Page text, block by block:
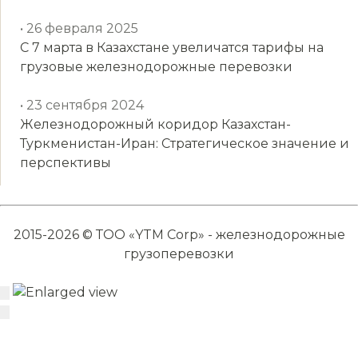
• 26 февраля 2025
С 7 марта в Казахстане увеличатся тарифы на
грузовые железнодорожные перевозки
• 23 сентября 2024
Железнодорожный коридор Казахстан-
Туркменистан-Иран: Стратегическое значение и
перспективы
2015-2026 © ТОО «YTM Corp» - железнодорожные
грузоперевозки